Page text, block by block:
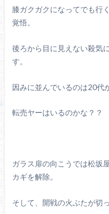
膝ガクガクになってでも行
覚悟。
後ろから目に見えない殺気
す。
因みに並んでいるのは20代
転売ヤーはいるのかな？？
ガラス扉の向こうでは松坂
カギを解除。
そして、開戦の火ぶたが切